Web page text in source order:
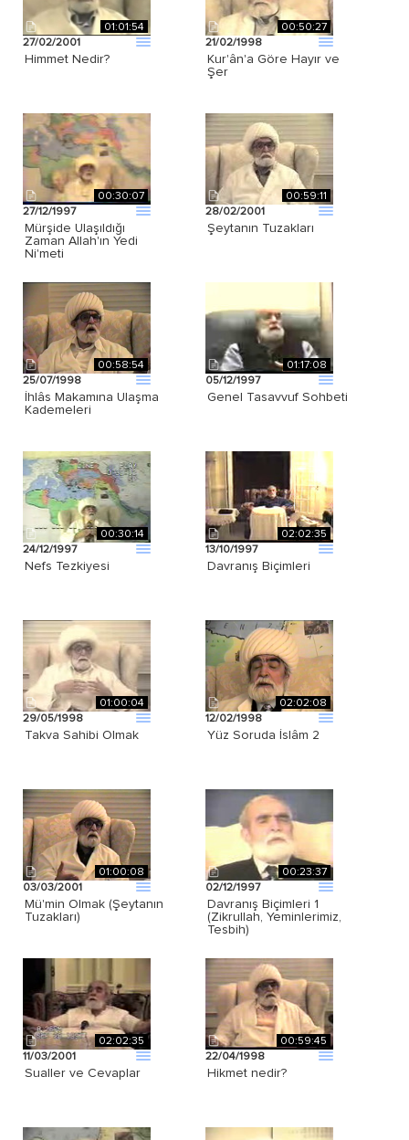
01:01:54
27/02/2001
Himmet Nedir?
00:50:27
21/02/1998
Kur'ân'a Göre Hayır ve
Şer
00:30:07
27/12/1997
Mürşide Ulaşıldığı
Zaman Allah'ın Yedi
Ni'meti
00:59:11
28/02/2001
Şeytanın Tuzakları
00:58:54
25/07/1998
İhlâs Makamına Ulaşma
Kademeleri
01:17:08
05/12/1997
Genel Tasavvuf Sohbeti
00:30:14
24/12/1997
Nefs Tezkiyesi
02:02:35
13/10/1997
Davranış Biçimleri
01:00:04
29/05/1998
Takva Sahibi Olmak
02:02:08
12/02/1998
Yüz Soruda İslâm 2
01:00:08
03/03/2001
Mü'min Olmak (Şeytanın
Tuzakları)
00:23:37
02/12/1997
Davranış Biçimleri 1
(Zikrullah, Yeminlerimiz,
Tesbih)
02:02:35
11/03/2001
Sualler ve Cevaplar
00:59:45
22/04/1998
Hikmet nedir?